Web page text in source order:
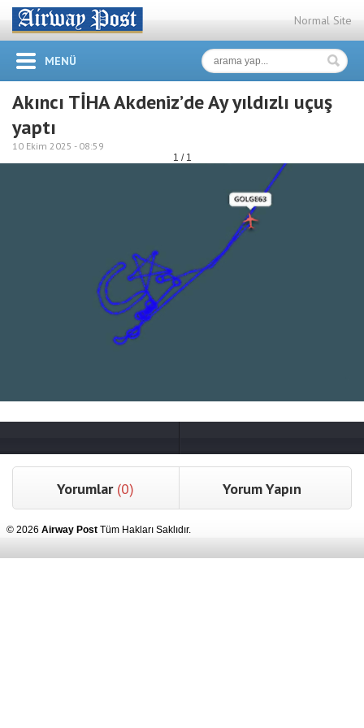
Normal Site
MENÜ
Akıncı TİHA Akdeniz’de Ay yıldızlı uçuş
yaptı
10 Ekim 2025 - 08:59
1 / 1
Yorumlar (0) Yorum Yapın
© 2026 Airway Post Tüm Hakları Saklıdır.